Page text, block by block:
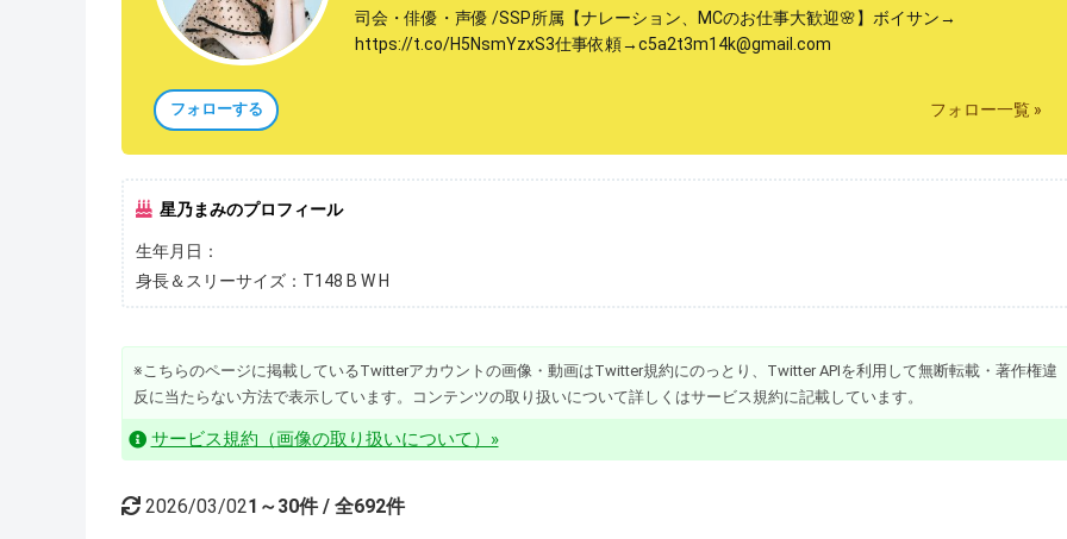
司会・俳優・声優 /SSP所属【ナレーション、MCのお仕事大歓迎🌸】ボイサン→
https://t.co/H5NsmYzxS3仕事依頼→c5a2t3m14k@gmail.com
フォローする フォロー一覧 »
星乃まみのプロフィール
生年月日：
身長＆スリーサイズ：T148 B W H
※こちらのページに掲載しているTwitterアカウントの画像・動画はTwitter規約にのっとり、Twitter APIを利用して無断転載・著作権違
反に当たらない方法で表示しています。コンテンツの取り扱いについて詳しくはサービス規約に記載しています。
サービス規約（画像の取り扱いについて）»
2026/03/021～30件 / 全692件